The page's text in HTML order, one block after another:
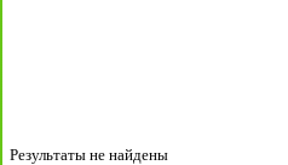
Результаты не найдены